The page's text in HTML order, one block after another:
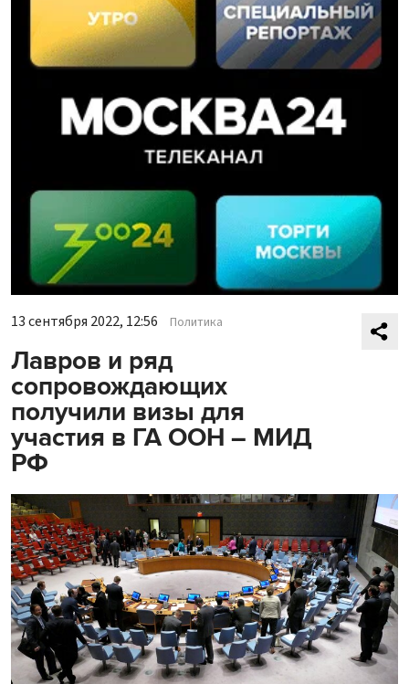
13 сентября 2022, 12:56 Политика
Лавров и ряд
сопровождающих
получили визы для
участия в ГА ООН – МИД
РФ